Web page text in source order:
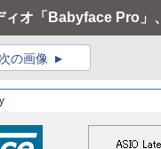
オ「Babyface Pro」
次の画像